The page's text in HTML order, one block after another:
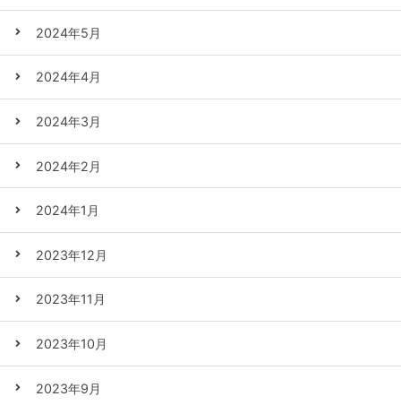
2024年5月
2024年4月
2024年3月
2024年2月
2024年1月
2023年12月
2023年11月
2023年10月
2023年9月